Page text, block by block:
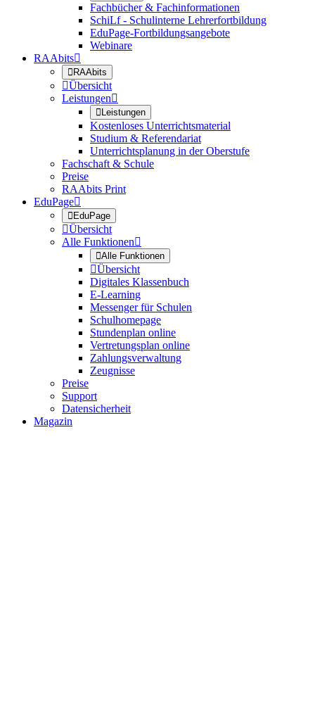
Fachbücher & Fachinformationen
SchiLf - Schulinterne Lehrerfortbildung
EduPage-Fortbildungsangebote
Webinare
RAAbits
RAAbits
Übersicht
Leistungen
Leistungen
Kostenloses Unterrichtsmaterial
Studium & Referendariat
Unterrichtsplanung in der Oberstufe
Fachschaft & Schule
Preise
RAAbits Print
EduPage
EduPage
Übersicht
Alle Funktionen
Alle Funktionen
Übersicht
Digitales Klassenbuch
E-Learning
Messenger für Schulen
Schulhomepage
Stundenplan online
Vertretungsplan online
Zahlungsverwaltung
Zeugnisse
Preise
Support
Datensicherheit
Magazin